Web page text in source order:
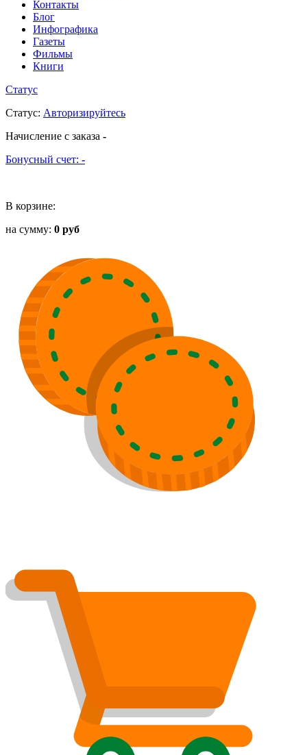
Контакты
Блог
Инфографика
Газеты
Фильмы
Книги
Статус
Статус: Авторизируйтесь
Начисление с заказа -
Бонусный счет: -
В корзине:
на сумму: 0 руб